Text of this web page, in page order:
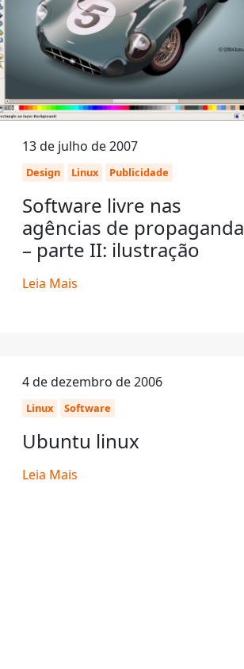
13 de julho de 2007
Design Linux Publicidade
Software livre nas
agências de propaganda
– parte II: ilustração
Leia Mais
4 de dezembro de 2006
Linux Software
Ubuntu linux
Leia Mais